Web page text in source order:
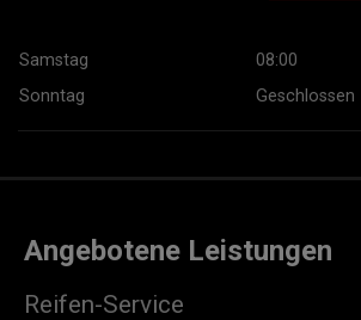
Samstag
08:00
Sonntag
Geschlossen
Angebotene Leistungen
Reifen-Service